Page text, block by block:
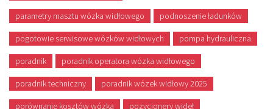
parametry masztu wózka widłowego podnoszenie ładunków
pogotowie serwisowe wózków widłowych pompa hydrauliczna
poradnik poradnik operatora wózka widłowego
poradnik techniczny poradnik wózek widłowy 2025
porównanie kosztów wózka pozycjonery wideł